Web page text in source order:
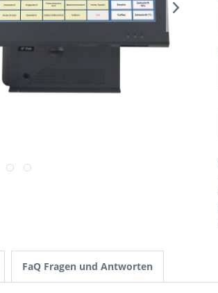
FaQ Fragen und Antworten